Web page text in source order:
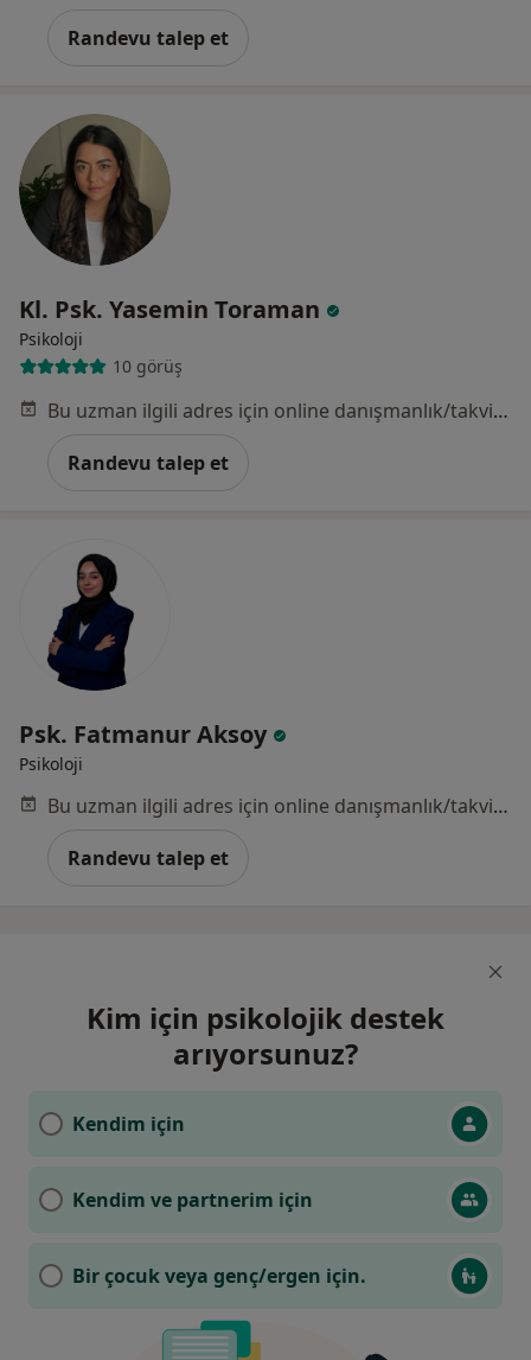
Randevu talep et
Kl. Psk. Yasemin Toraman
Psikoloji
10 görüş
Bu uzman ilgili adres için online danışmanlık/takvim sunmuyor.
Randevu talep et
Psk. Fatmanur Aksoy
Psikoloji
Bu uzman ilgili adres için online danışmanlık/takvim sunmuyor.
Randevu talep et
Kim için psikolojik destek
arıyorsunuz?
Kendim için
Kendim ve partnerim için
Bir çocuk veya genç/ergen için.